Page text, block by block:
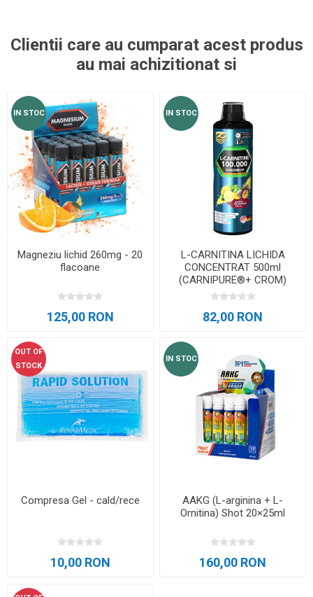
Clientii care au cumparat acest produs
au mai achizitionat si
IN STOC
Magneziu lichid 260mg - 20
flacoane
125,00 RON
IN STOC
L-CARNITINA LICHIDA
CONCENTRAT 500ml
(CARNIPURE®+ CROM)
82,00 RON
OUT OF
STOCK
Compresa Gel - cald/rece
10,00 RON
IN STOC
AAKG (L-arginina + L-
Ornitina) Shot 20×25ml
160,00 RON